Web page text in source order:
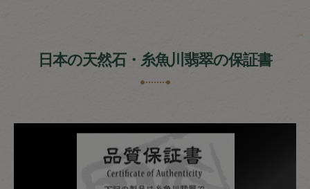
日本の天然石・糸魚川翡翠の保証書